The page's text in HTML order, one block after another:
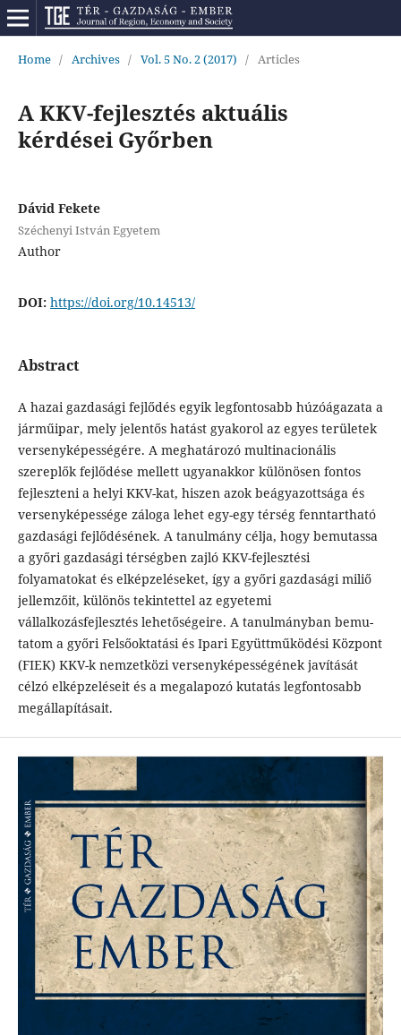
Home / Archives / Vol. 5 No. 2 (2017) / Articles
A KKV-fejlesztés aktuális
kérdései Győrben
Dávid Fekete
Széchenyi István Egyetem
Author
DOI: https://doi.org/10.14513/
Abstract
A hazai gazdasági fejlődés egyik legfontosabb húzóágazata a
járműipar, mely jelentős hatást gyakorol az egyes területek
versenyképességére. A meghatározó multinacionális
szereplők fejlődése mellett ugyanakkor különösen fontos
fejleszteni a helyi KKV-kat, hiszen azok beágyazottsága és
versenyképessége záloga lehet egy-egy térség fenntartható
gazdasági fejlődésének. A tanulmány célja, hogy bemutassa
a győri gazdasági térségben zajló KKV-fejlesztési
folyamatokat és elképzeléseket, így a győri gazdasági miliő
jellemzőit, különös tekintettel az egyetemi
vállalkozásfejlesztés lehetőségeire. A tanulmányban bemu-
tatom a győri Felsőoktatási és Ipari Együttműködési Központ
(FIEK) KKV-k nemzetközi versenyképességének javítását
célzó elképzeléseit és a megalapozó kutatás legfontosabb
megállapításait.